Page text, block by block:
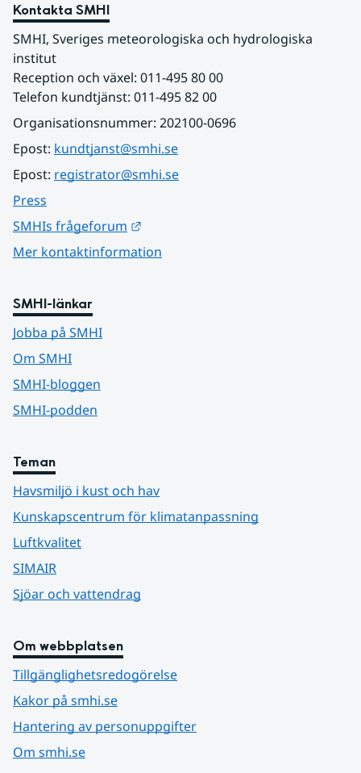
Kontakta SMHI
SMHI, Sveriges meteorologiska och hydrologiska
institut
Reception och växel: 011-495 80 00
Telefon kundtjänst: 011-495 82 00
Organisationsnummer: 202100-0696
Epost: kundtjanst@smhi.se
Epost: registrator@smhi.se
Press
SMHIs frågeforum
Mer kontaktinformation
SMHI-länkar
Jobba på SMHI
Om SMHI
SMHI-bloggen
SMHI-podden
Teman
Havsmiljö i kust och hav
Kunskapscentrum för klimatanpassning
Luftkvalitet
SIMAIR
Sjöar och vattendrag
Om webbplatsen
Tillgänglighetsredogörelse
Kakor på smhi.se
Hantering av personuppgifter
Om smhi.se